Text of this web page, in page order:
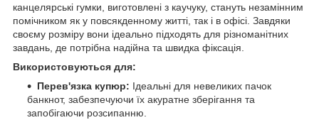
канцелярські гумки, виготовлені з каучуку, стануть незамінним
помічником як у повсякденному житті, так і в офісі. Завдяки
своєму розміру вони ідеально підходять для різноманітних
завдань, де потрібна надійна та швидка фіксація.
Використовуються для:
Перев'язка купюр: Ідеальні для невеликих пачок
банкнот, забезпечуючи їх акуратне зберігання та
запобігаючи розсипанню.